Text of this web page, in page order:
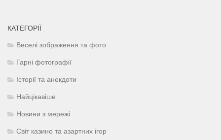
КАТЕГОРІЇ
Веселі зображення та фото
Гарні фотографії
Історії та анекдоти
Найцікавіше
Новини з мережі
Світ казино та азартних ігор